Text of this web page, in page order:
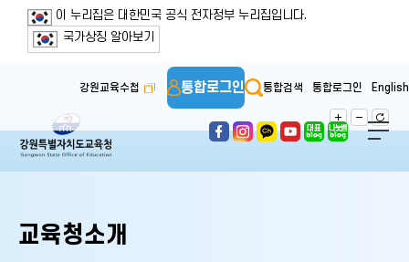
본문 바로가기
주메뉴 바로가기
보조메뉴 바로가기
푸터 바로가기
이 누리집은 대한민국 공식 전자정부 누리집입니다.
국가상징 알아보기
강원교육수첩 통합로그인 통합검색 통합로그인 English
교육청소개